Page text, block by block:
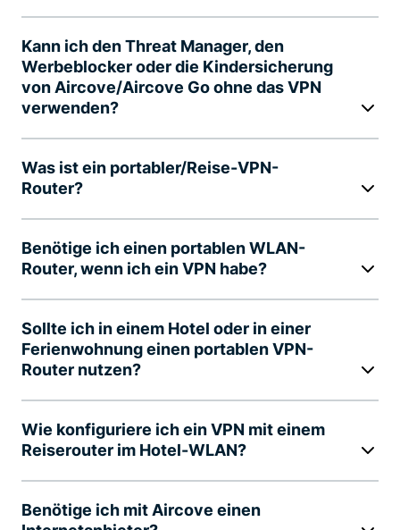
Kann ich den Threat Manager, den
Werbeblocker oder die Kindersicherung
von Aircove/Aircove Go ohne das VPN
verwenden?
Was ist ein portabler/Reise-VPN-
Router?
Benötige ich einen portablen WLAN-
Router, wenn ich ein VPN habe?
Sollte ich in einem Hotel oder in einer
Ferienwohnung einen portablen VPN-
Router nutzen?
Wie konfiguriere ich ein VPN mit einem
Reiserouter im Hotel-WLAN?
Benötige ich mit Aircove einen